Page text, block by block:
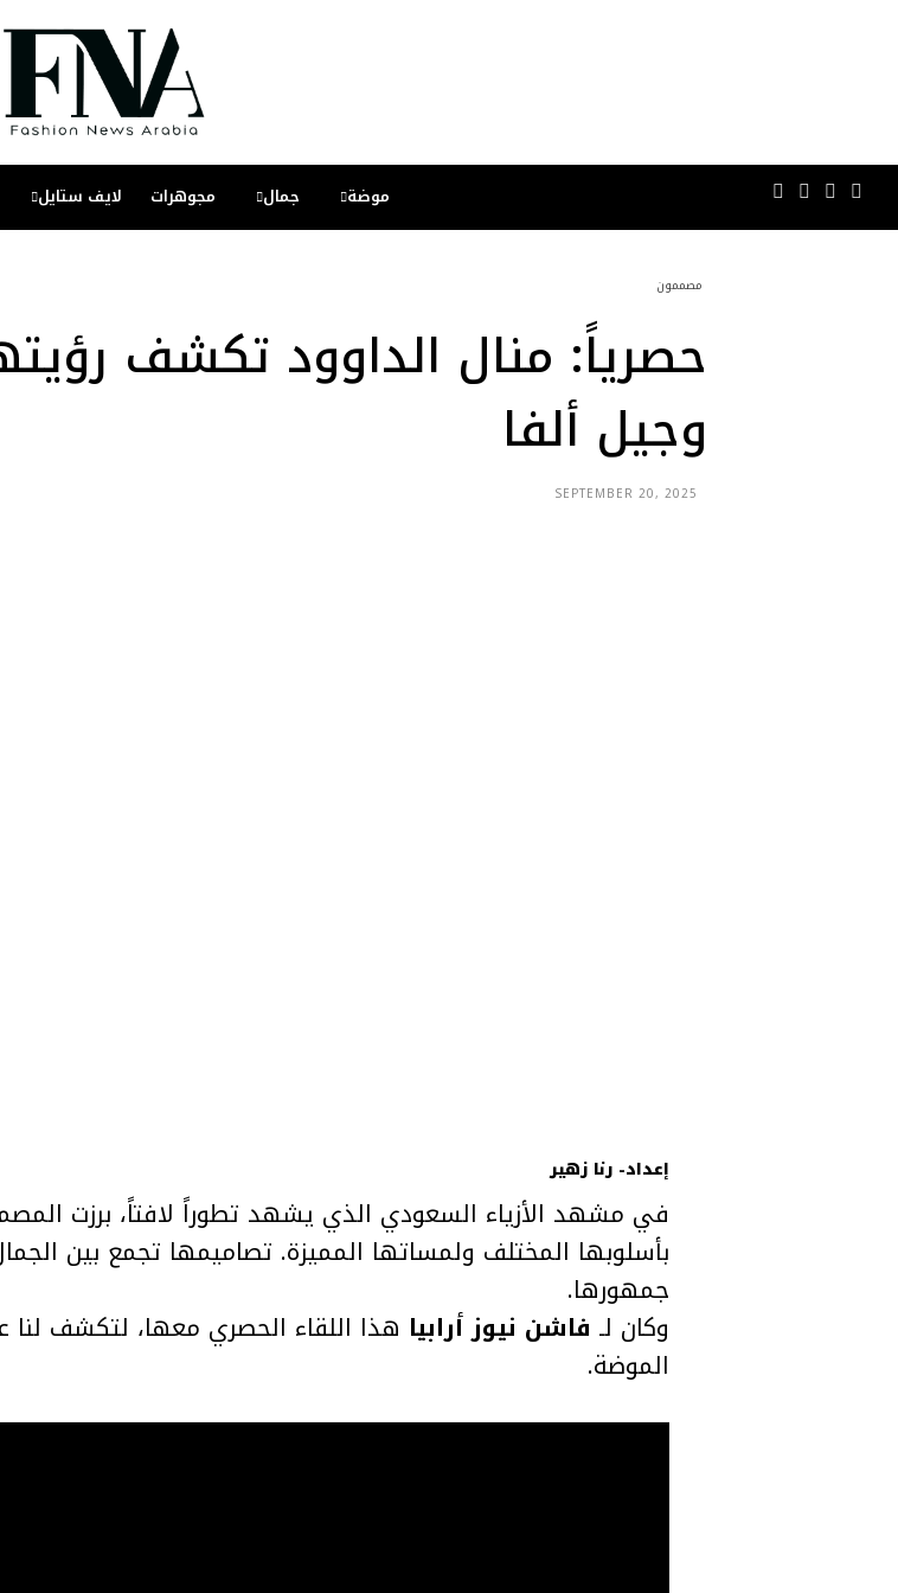
موضة جمال مجوهرات لايف ستايل
مصممون
وجيل ألفا
SEPTEMBER 20, 2025
إعداد- رنا زهير
بأسلوبها المختلف ولمساتها المميزة. تصاميمها تجمع بين
جمهورها.
وكان لـ فاشن نيوز أرابيا هذا اللقاء الحصري معها، لتكشف
الموضة.